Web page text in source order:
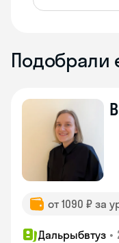
Подобрали
от 1090 ₽ за
Дальрыбвтуз •